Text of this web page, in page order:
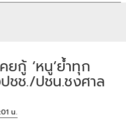
กู้ ‘หนู’ย้ำทุก
ชช./ปชน.ชงศาล
น.